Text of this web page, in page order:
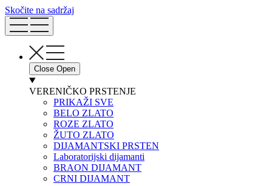
Skočite na sadržaj
Close Open
VERENIČKO PRSTENJE
PRIKAŽI SVE
BELO ZLATO
ROZE ZLATO
ŽUTO ZLATO
DIJAMANTSKI PRSTEN
Laboratorijski dijamanti
BRAON DIJAMANT
CRNI DIJAMANT